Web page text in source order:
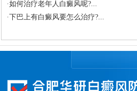
·如何治疗老年人白癜风呢?...
·下巴上有白癜风要怎么治疗?...